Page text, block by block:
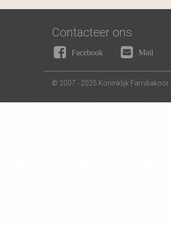
Contacteer ons
Facebook Mail
© 2007 - 2025 Koninklijk Familiakoor